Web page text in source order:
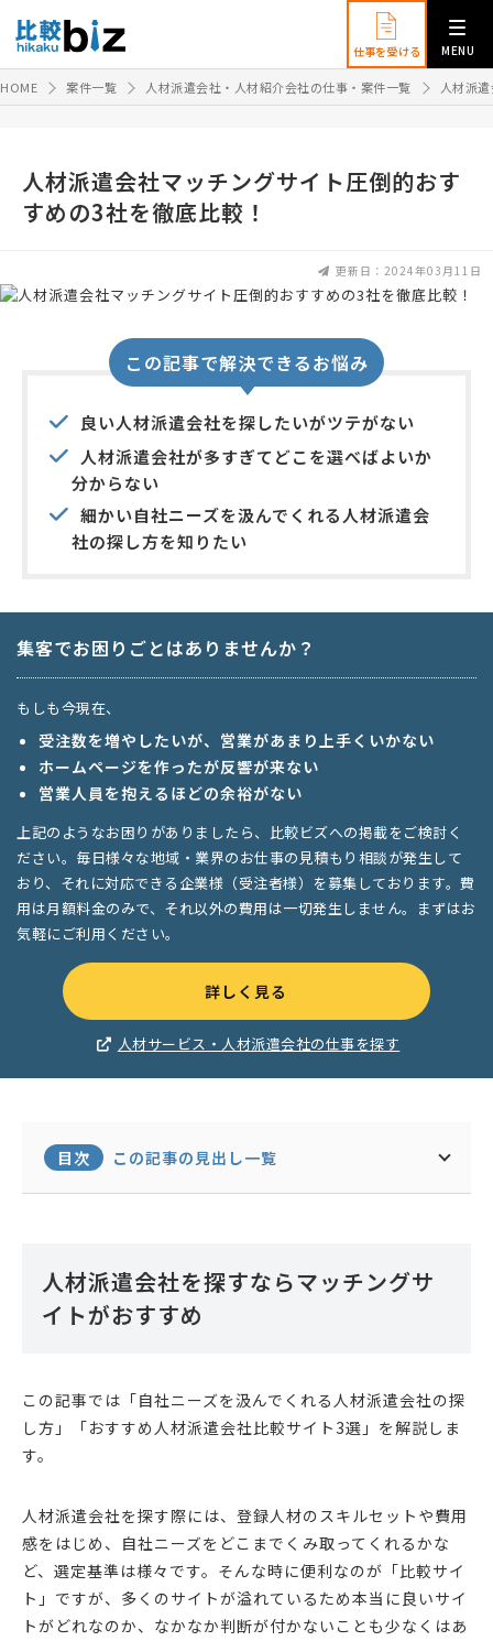
仕事を受ける MENU
HOME 案件一覧 人材派遣会社・人材紹介会社の仕事・案件一覧 人材派
人材派遣会社マッチングサイト圧倒的おす
すめの3社を徹底比較！
更新日：2024年03月11日
この記事で解決できるお悩み
良い人材派遣会社を探したいがツテがない
人材派遣会社が多すぎてどこを選べばよいか
分からない
細かい自社ニーズを汲んでくれる人材派遣会
社の探し方を知りたい
集客でお困りごとはありませんか？
もしも今現在、
受注数を増やしたいが、営業があまり上手くいかない
ホームページを作ったが反響が来ない
営業人員を抱えるほどの余裕がない
上記のようなお困りがありましたら、比較ビズへの掲載をご検討く
ださい。毎日様々な地域・業界のお仕事の見積もり相談が発生して
おり、それに対応できる企業様（受注者様）を募集しております。費
用は月額料金のみで、それ以外の費用は一切発生しません。まずはお
気軽にご利用ください。
詳しく見る
人材サービス・人材派遣会社の仕事を探す
目次 この記事の見出し一覧
人材派遣会社を探すならマッチングサ
イトがおすすめ
この記事では「自社ニーズを汲んでくれる人材派遣会社の探
し方」「おすすめ人材派遣会社比較サイト3選」を解説しま
す。
人材派遣会社を探す際には、登録人材のスキルセットや費用
感をはじめ、自社ニーズをどこまでくみ取ってくれるかな
ど、選定基準は様々です。そんな時に便利なのが「比較サイ
ト」ですが、多くのサイトが溢れているため本当に良いサイ
トがどれなのか、なかなか判断が付かないことも少なくはあ